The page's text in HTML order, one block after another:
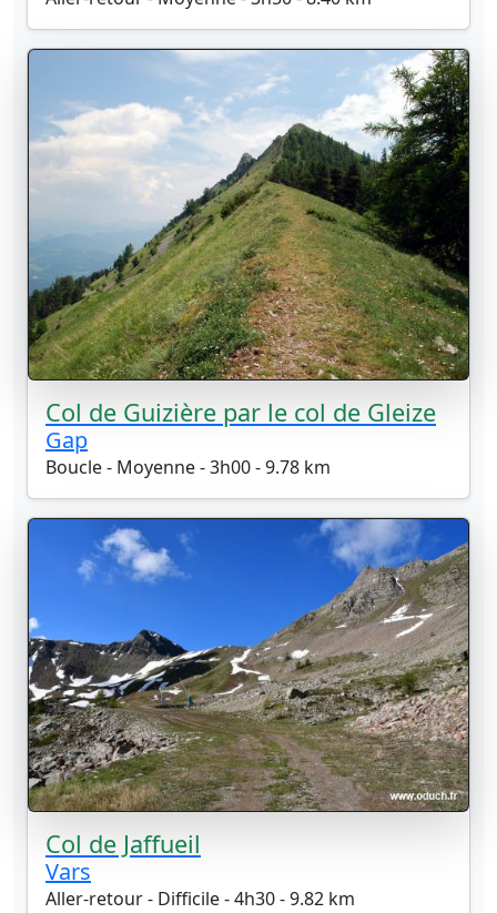
Col de Guizière par le col de Gleize
Gap
Boucle - Moyenne - 3h00 - 9.78 km
Col de Jaffueil
Vars
Aller-retour - Difficile - 4h30 - 9.82 km